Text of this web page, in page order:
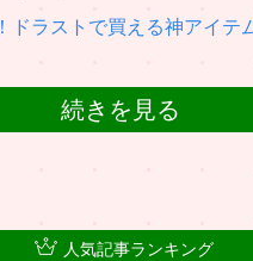
ドラストで買える神アイテ
続きを見る
人気記事ランキング